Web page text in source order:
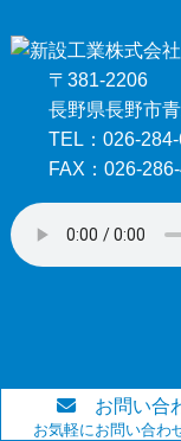
お問い合
お気軽にお問い合わ
〒381-2206
長野県長野市
TEL：026-
FAX：026-